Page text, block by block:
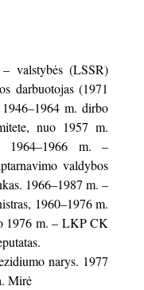
valstybės (LSSR)
darbuotojas (1971
m. dirbo
nuo 1957 m.
1964–1966 m. –
valdybos
1966–1987 m. –
1960–1976 m.
1976 m. – LKP CK
narys. 1977
Mirė